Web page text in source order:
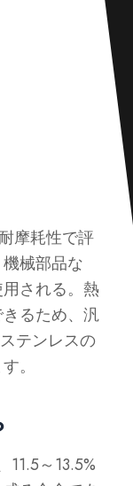
摩耗性で評
械部品な
される。熱
るため、汎
テンレスの
。
11.5～13.5%